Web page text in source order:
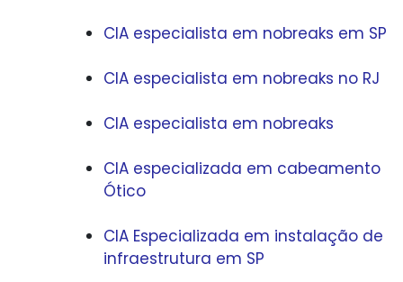
CIA especialista em nobreaks em SP
CIA especialista em nobreaks no RJ
CIA especialista em nobreaks
CIA especializada em cabeamento
Ótico
CIA Especializada em instalação de
infraestrutura em SP